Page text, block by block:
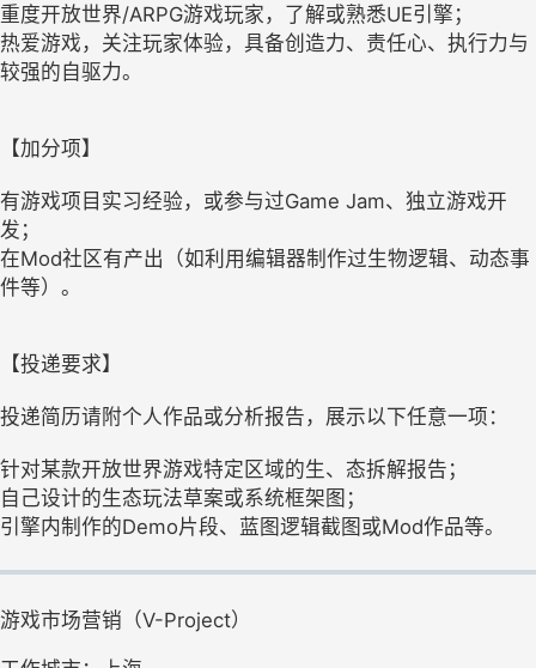
重度开放世界/ARPG游戏玩家，了解或熟悉UE引擎；
热爱游戏，关注玩家体验，具备创造力、责任心、执行力与
较强的自驱力。
【加分项】
有游戏项目实习经验，或参与过Game Jam、独立游戏开
发；
在Mod社区有产出（如利用编辑器制作过生物逻辑、动态事
件等）。
【投递要求】
投递简历请附个人作品或分析报告，展示以下任意一项：
针对某款开放世界游戏特定区域的生、态拆解报告；
自己设计的生态玩法草案或系统框架图；
引擎内制作的Demo片段、蓝图逻辑截图或Mod作品等。
游戏市场营销（V-Project）